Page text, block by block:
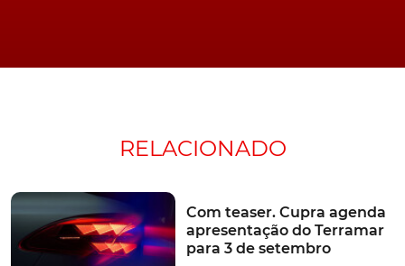
RELACIONADO
Com teaser. Cupra agenda
apresentação do Terramar
para 3 de setembro